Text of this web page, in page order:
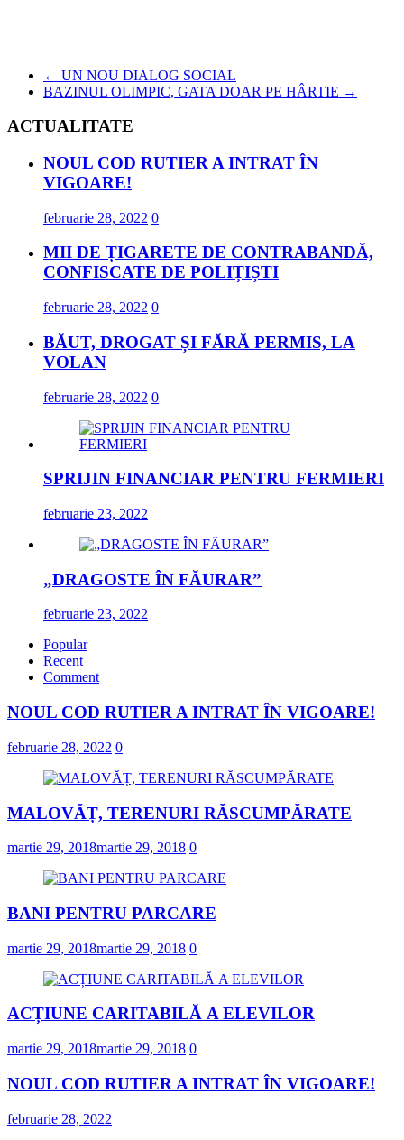
← UN NOU DIALOG SOCIAL
BAZINUL OLIMPIC, GATA DOAR PE HÂRTIE →
ACTUALITATE
NOUL COD RUTIER A INTRAT ÎN
VIGOARE!
februarie 28, 2022 0
MII DE ȚIGARETE DE CONTRABANDĂ,
CONFISCATE DE POLIȚIȘTI
februarie 28, 2022 0
BĂUT, DROGAT ȘI FĂRĂ PERMIS, LA
VOLAN
februarie 28, 2022 0
SPRIJIN FINANCIAR PENTRU FERMIERI
februarie 23, 2022
„DRAGOSTE ÎN FĂURAR”
februarie 23, 2022
Popular
Recent
Comment
NOUL COD RUTIER A INTRAT ÎN VIGOARE!
februarie 28, 2022 0
MALOVĂȚ, TERENURI RĂSCUMPĂRATE
martie 29, 2018martie 29, 2018 0
BANI PENTRU PARCARE
martie 29, 2018martie 29, 2018 0
ACȚIUNE CARITABILĂ A ELEVILOR
martie 29, 2018martie 29, 2018 0
NOUL COD RUTIER A INTRAT ÎN VIGOARE!
februarie 28, 2022